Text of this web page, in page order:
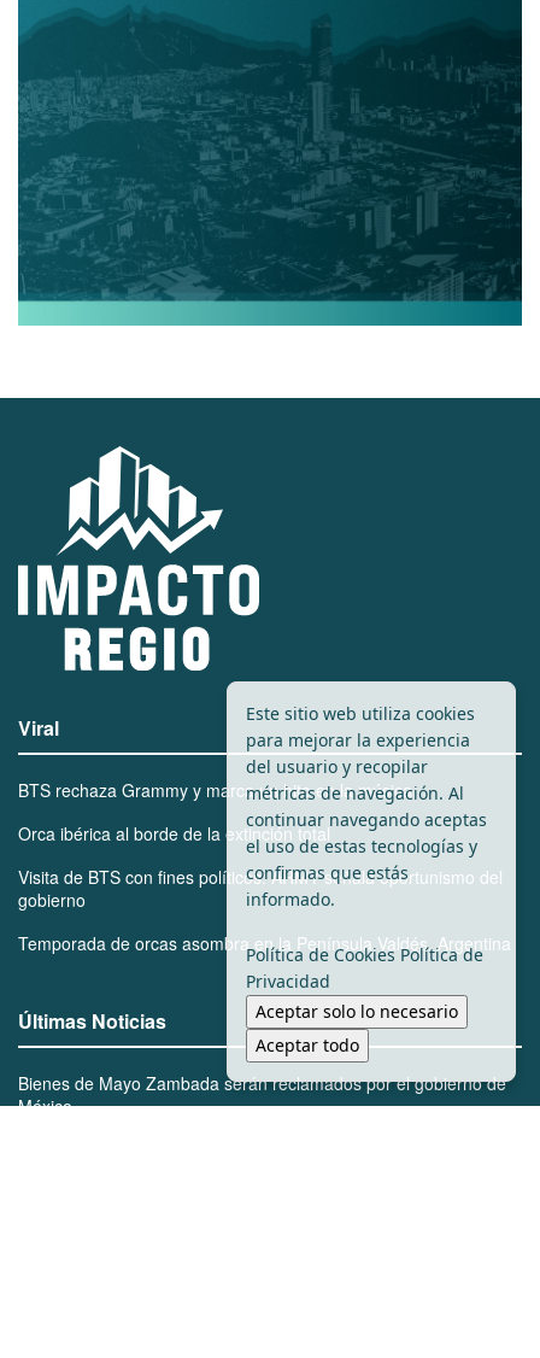
Viral
BTS rechaza Grammy y marca un hito en la música
Orca ibérica al borde de la extinción total
Visita de BTS con fines políticos: ARMY señala oportunismo del
gobierno
Temporada de orcas asombra en la Península Valdés, Argentina
Últimas Noticias
Bienes de Mayo Zambada serán reclamados por el gobierno de
México
Este sitio web utiliza cookies
para mejorar la experiencia
del usuario y recopilar
métricas de navegación. Al
continuar navegando aceptas
el uso de estas tecnologías y
confirmas que estás
informado.
Política de Cookies Política de
Privacidad
Aceptar solo lo necesario
Aceptar todo